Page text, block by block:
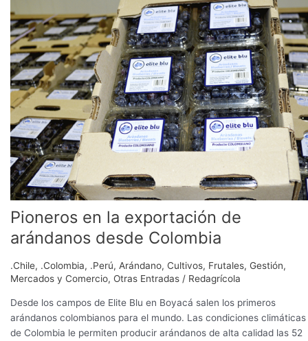
Pioneros en la exportación de
arándanos desde Colombia
.Chile, .Colombia, .Perú, Arándano, Cultivos, Frutales, Gestión,
Mercados y Comercio, Otras Entradas / Redagrícola
Desde los campos de Elite Blu en Boyacá salen los primeros
arándanos colombianos para el mundo. Las condiciones climáticas
de Colombia le permiten producir arándanos de alta calidad las 52
exportación
de
arándanos
desde
Colombia